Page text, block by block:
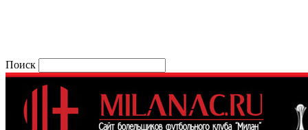
Поиск